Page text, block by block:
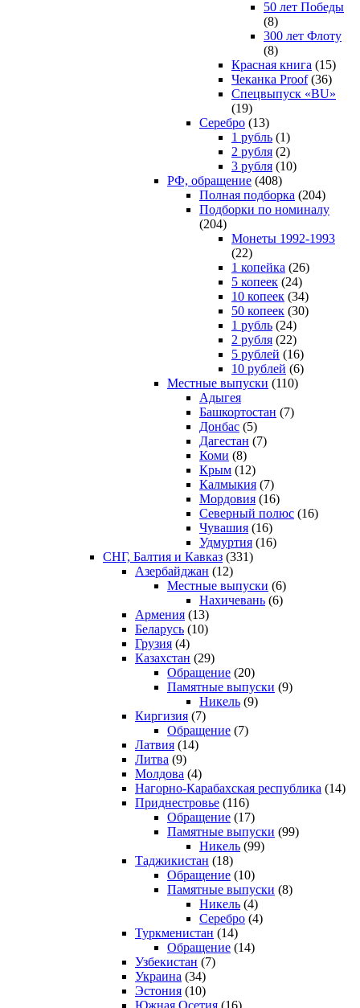
50 лет Победы
(8)
300 лет Флоту
(8)
Красная книга (15)
Чеканка Proof(36)
Спецвыпуск «BU»
(19)
Серебро (13)
1 рубль (1)
2 рубля (2)
3 рубля (10)
РФ, обращение (408)
Полная подборка (204)
Подборки по номиналу
(204)
Монеты 1992-1993
(22)
1 копейка (26)
5 копеек (24)
10 копеек (34)
50 копеек (30)
1 рубль (24)
2 рубля (22)
5 рублей (16)
10 рублей (6)
Местные выпуски (110)
Адыгея
Башкортостан (7)
Донбас (5)
Дагестан (7)
Коми (8)
Крым (12)
Калмыкия (7)
Мордовия (16)
Северный полюс (16)
Чувашия (16)
Удмуртия (16)
СНГ, Балтия и Кавказ (331)
Азербайджан (12)
Местные выпуски (6)
Нахичевань (6)
Армения (13)
Беларусь (10)
Грузия (4)
Казахстан (29)
Обращение (20)
Памятные выпуски (9)
Никель (9)
Киргизия (7)
Обращение (7)
Латвия (14)
Литва (9)
Молдова (4)
Нагорно-Карабахская республика (14)
Приднестровье (116)
Обращение (17)
Памятные выпуски (99)
Никель (99)
Таджикистан (18)
Обращение (10)
Памятные выпуски (8)
Никель (4)
Серебро (4)
Туркменистан (14)
Обращение (14)
Узбекистан (7)
Украина (34)
Эстония (10)
Южная Осетия (16)